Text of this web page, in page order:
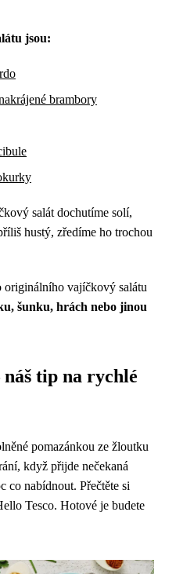
jsou:
brambory
salát dochutíme solí,
hustý, zředíme ho trochou
originálního vajíčkový salátu
šunku, hrách nebo jinou
tip na rychlé
pomazánkou ze žloutku
když přijde nečekaná
co nabídnout. Přečtěte si
Tesco. Hotové je budete